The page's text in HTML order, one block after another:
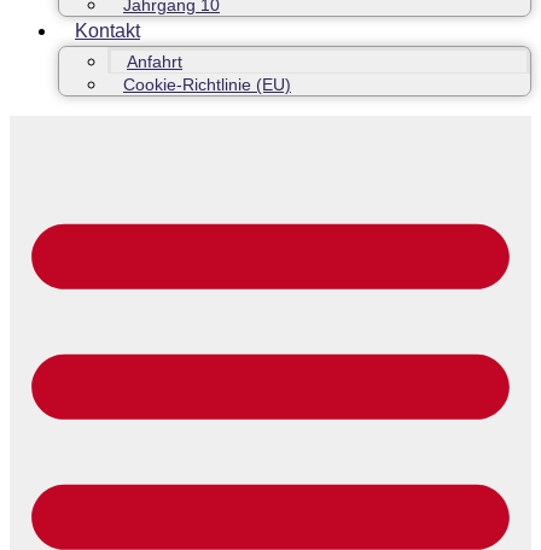
Jahrgang 10
Kontakt
Anfahrt
Cookie-Richtlinie (EU)